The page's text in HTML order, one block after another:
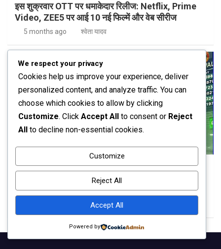
इस शुक्रवार OTT पर धमाकेदार रिलीज: Netflix, Prime
Video, ZEE5 पर आई 10 नई फिल्में और वेब सीरीज
5 months ago श्वेता यादव
‘Taskaree: The Smuggler’s Web’ रिलीज—इमरान
हाशमी की रियलिस्टिक क्राइम थ्रिलर ने खोली स्मगलिंग नेटवर्क
की परतें
दीपक अग्रवाल
We respect your privacy
Cookies help us improve your experience, deliver
personalized content, and analyze traffic. You can
choose which cookies to allow by clicking
Customize. Click Accept All to consent or Reject
All to decline non-essential cookies.
Customize
Reject All
Accept All
Powered by